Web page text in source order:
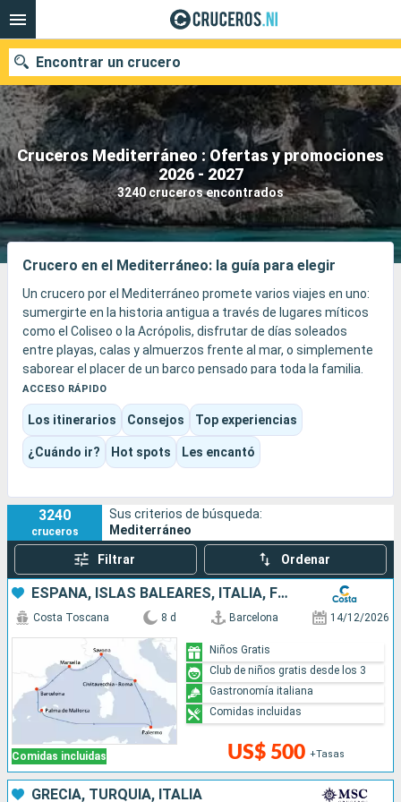
Cruceros Mediterráneo : Ofertas y promociones
2026 - 2027
3240 cruceros encontrados
Encontrar un crucero
Nuestros destinos
Fecha de salida
Puertos Compañías
Buscar
Crucero en el Mediterráneo: la guía para elegir
Un crucero por el Mediterráneo promete varios viajes en uno:
sumergirte en la historia antigua a través de lugares míticos
como el Coliseo o la Acrópolis, disfrutar de días soleados
entre playas, calas y almuerzos frente al mar, o simplemente
saborear el placer de un barco pensado para toda la familia.
Dependiendo del itinerario y del barco escogido, la experiencia
puede ser cultural, gastronómica, de playa o estar
claramente orientada al entretenimiento. Piscinas,
espectáculos, actividades, momentos de relax o grandes
visitas: cada cual puede encontrar su propio ritmo.
ACCESO RÁPIDO
Los itinerarios Consejos Top experiencias
¿Cuándo ir? Hot spots Les encantó
3240
cruceros
Sus criterios de búsqueda:
Mediterráneo
Filtrar Ordenar
ESPAÑA, ISLAS BALEARES, ITALIA, FRANCIA
Comidas incluidas
Costa Toscana 8 d Barcelona 14/12/2026
US$ 500 +Tasas
Niños Gratis
Club de niños gratis desde los 3
Gastronomía italiana
Comidas incluidas
GRECIA, TURQUÍA, ITALIA